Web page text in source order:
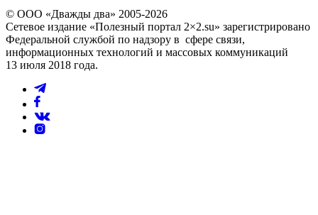
© ООО «Дважды два» 2005-2026
Сетевое издание «Полезный портал 2×2.su» зарегистрировано
Федеральной службой по надзору в сфере связи,
информационных технологий и массовых коммуникаций
13 июля 2018 года.